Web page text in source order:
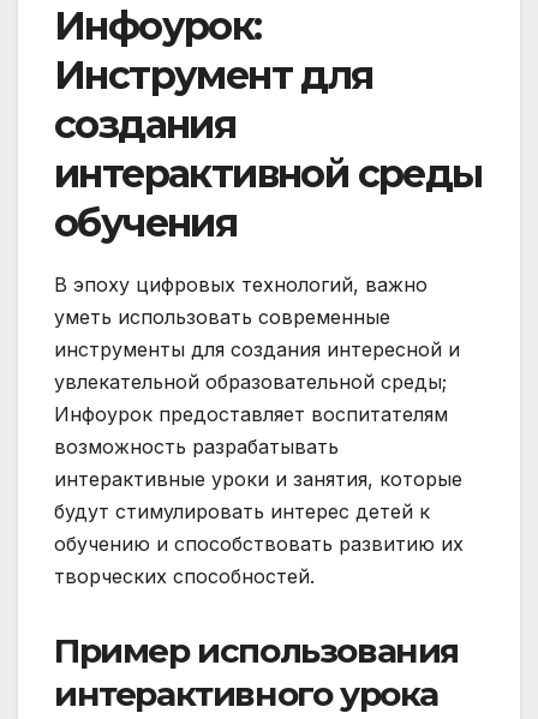
Инфоурок:
Инструмент для
создания
интерактивной среды
обучения
В эпоху цифровых технологий, важно
уметь использовать современные
инструменты для создания интересной и
увлекательной образовательной среды;
Инфоурок предоставляет воспитателям
возможность разрабатывать
интерактивные уроки и занятия, которые
будут стимулировать интерес детей к
обучению и способствовать развитию их
творческих способностей.
Пример использования
интерактивного урока